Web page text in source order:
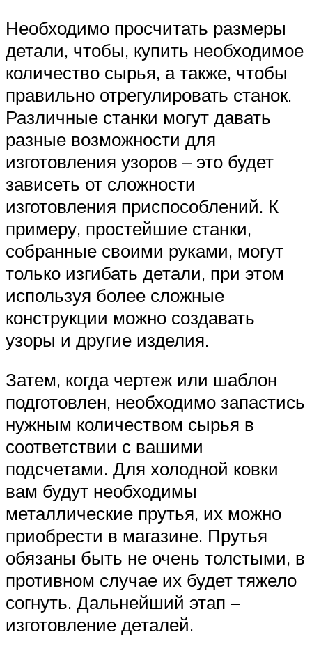
Необходимо просчитать размеры
детали, чтобы, купить необходимое
количество сырья, а также, чтобы
правильно отрегулировать станок.
Различные станки могут давать
разные возможности для
изготовления узоров – это будет
зависеть от сложности
изготовления приспособлений. К
примеру, простейшие станки,
собранные своими руками, могут
только изгибать детали, при этом
используя более сложные
конструкции можно создавать
узоры и другие изделия.
Затем, когда чертеж или шаблон
подготовлен, необходимо запастись
нужным количеством сырья в
соответствии с вашими
подсчетами. Для холодной ковки
вам будут необходимы
металлические прутья, их можно
приобрести в магазине. Прутья
обязаны быть не очень толстыми, в
противном случае их будет тяжело
согнуть. Дальнейший этап –
изготовление деталей.